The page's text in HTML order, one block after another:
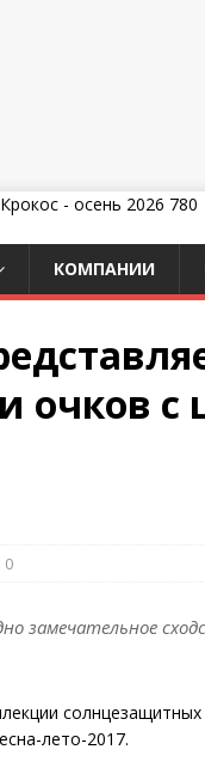
КОМПАНИИ
очков
0
замечательное
лето-2017.